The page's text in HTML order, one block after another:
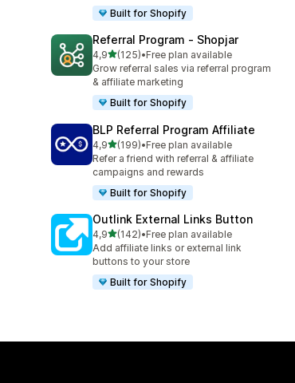
Built for Shopify
Referral Program ‑ Shopjar
4,9na 5 gwiazdek
(125)
Łączna liczba recenzji: 125
•Free plan available
Grow referral sales via referral program
& affiliate marketing
Built for Shopify
BLP Referral Program Affiliate
4,9na 5 gwiazdek
(199)
Łączna liczba recenzji: 199
•Free plan available
Refer a friend with referral & affiliate
campaigns and rewards
Built for Shopify
Outlink External Links Button
4,9na 5 gwiazdek
(142)
Łączna liczba recenzji: 142
•Free plan available
Add affiliate links or external link
buttons to your store
Built for Shopify